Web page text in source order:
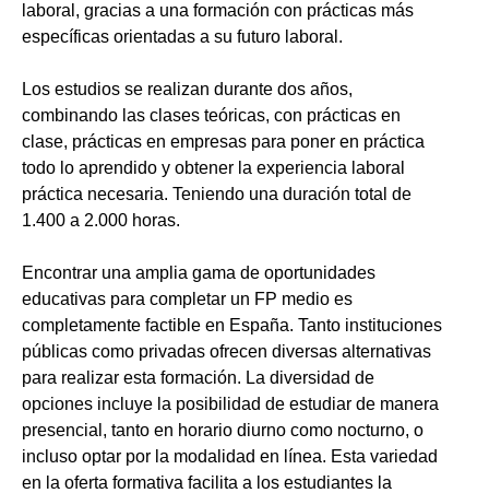
laboral, gracias a una formación con prácticas más
específicas orientadas a su futuro laboral.
Los estudios se realizan durante dos años,
combinando las clases teóricas, con prácticas en
clase, prácticas en empresas para poner en práctica
todo lo aprendido y obtener la experiencia laboral
práctica necesaria. Teniendo una duración total de
1.400 a 2.000 horas.
Encontrar una amplia gama de oportunidades
educativas para completar un FP medio es
completamente factible en España. Tanto instituciones
públicas como privadas ofrecen diversas alternativas
para realizar esta formación. La diversidad de
opciones incluye la posibilidad de estudiar de manera
presencial, tanto en horario diurno como nocturno, o
incluso optar por la modalidad en línea. Esta variedad
en la oferta formativa facilita a los estudiantes la